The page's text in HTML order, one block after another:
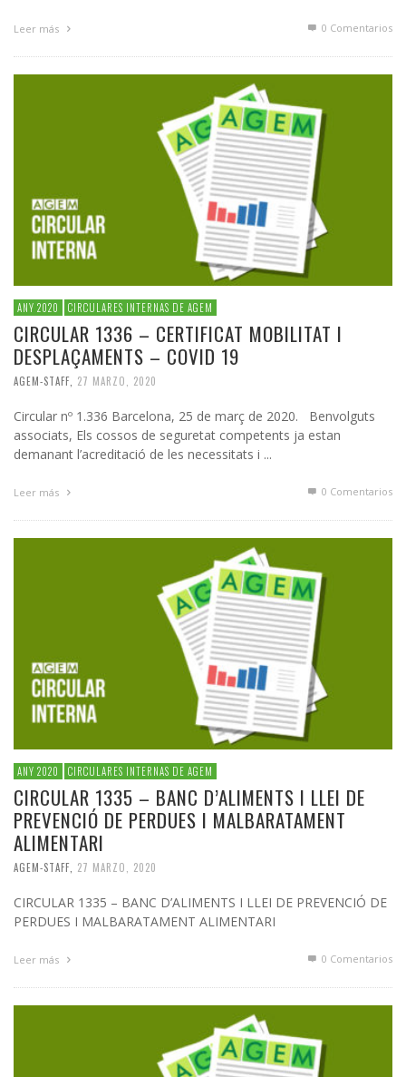
Leer más 0 Comentarios
ANY 2020 CIRCULARES INTERNAS DE AGEM
CIRCULAR 1336 – CERTIFICAT MOBILITAT I
DESPLAÇAMENTS – COVID 19
AGEM-STAFF 27 MARZO, 2020
Circular nº 1.336 Barcelona, 25 de març de 2020. Benvolguts
associats, Els cossos de seguretat competents ja estan
demanant l’acreditació de les necessitats i ...
Leer más 0 Comentarios
ANY 2020 CIRCULARES INTERNAS DE AGEM
CIRCULAR 1335 – BANC D’ALIMENTS I LLEI DE
PREVENCIÓ DE PERDUES I MALBARATAMENT
ALIMENTARI
AGEM-STAFF 27 MARZO, 2020
CIRCULAR 1335 – BANC D’ALIMENTS I LLEI DE PREVENCIÓ DE
PERDUES I MALBARATAMENT ALIMENTARI
Leer más 0 Comentarios